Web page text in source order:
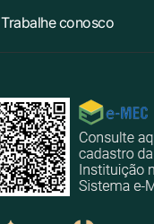
Trabalhe conosco